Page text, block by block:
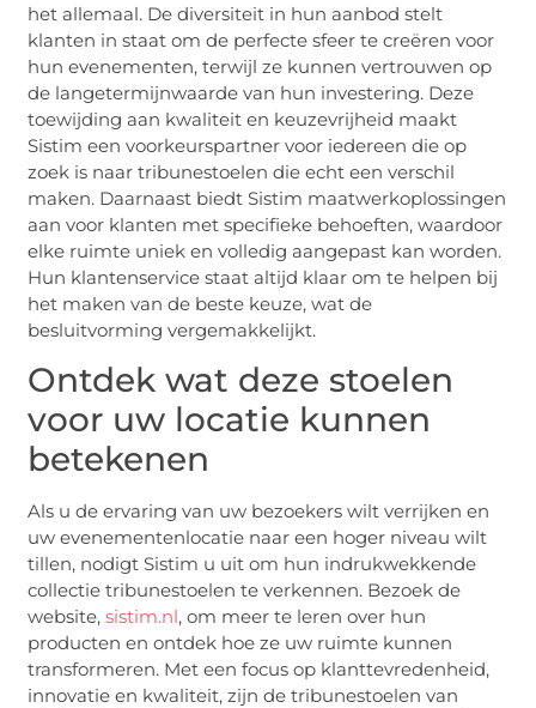
het allemaal. De diversiteit in hun aanbod stelt
klanten in staat om de perfecte sfeer te creëren voor
hun evenementen, terwijl ze kunnen vertrouwen op
de langetermijnwaarde van hun investering. Deze
toewijding aan kwaliteit en keuzevrijheid maakt
Sistim een voorkeurspartner voor iedereen die op
zoek is naar tribunestoelen die echt een verschil
maken. Daarnaast biedt Sistim maatwerkoplossingen
aan voor klanten met specifieke behoeften, waardoor
elke ruimte uniek en volledig aangepast kan worden.
Hun klantenservice staat altijd klaar om te helpen bij
het maken van de beste keuze, wat de
besluitvorming vergemakkelijkt.
Ontdek wat deze stoelen
voor uw locatie kunnen
betekenen
Als u de ervaring van uw bezoekers wilt verrijken en
uw evenementenlocatie naar een hoger niveau wilt
tillen, nodigt Sistim u uit om hun indrukwekkende
collectie tribunestoelen te verkennen. Bezoek de
website,sistim.nl, om meer te leren over hun
producten en ontdek hoe ze uw ruimte kunnen
transformeren. Met een focus op klanttevredenheid,
innovatie en kwaliteit, zijn de tribunestoelen van